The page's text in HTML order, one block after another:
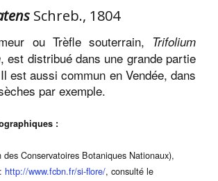
Schreb., 1804
ou Trèfle souterrain, Trifolium
, est distribué dans une grande partie
est aussi commun en Vendée, dans
par exemple.
:
des Conservatoires Botaniques Nationaux),
http://www.fcbn.fr/si-flore/, consulté le